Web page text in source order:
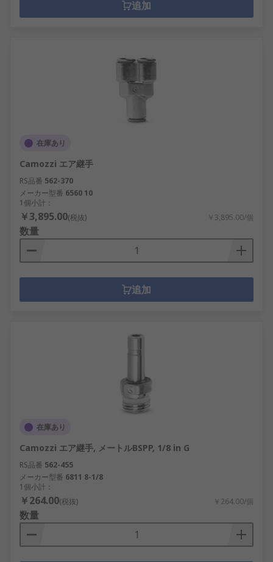
追加
在庫あり
Camozzi エア継手
RS品番 562-370
メーカー型番 6560 10
1個小計：
￥3,895.00(税抜) ￥3,895.00/個
数量
追加
在庫あり
Camozzi エア継手, メートルBSPP, 1/8 in G
RS品番 562-455
メーカー型番 6811 8-1/8
1個小計：
￥264.00(税抜) ￥264.00/個
数量